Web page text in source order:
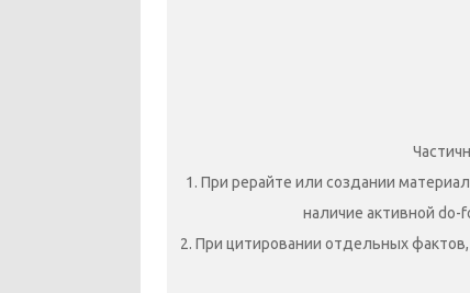
1. При рерайте или создании
наличие активной do-
2. При цитировании отдельных